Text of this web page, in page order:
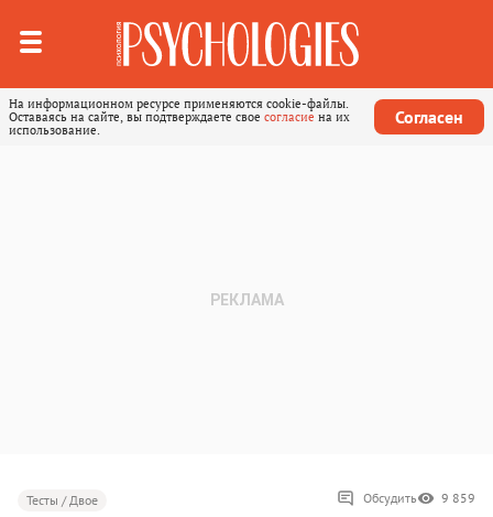
На информационном ресурсе применяются cookie-файлы.
Оставаясь на сайте, вы подтверждаете свое согласие на их
использование.
Согласен
Тесты / Двое Обсудить 9 859